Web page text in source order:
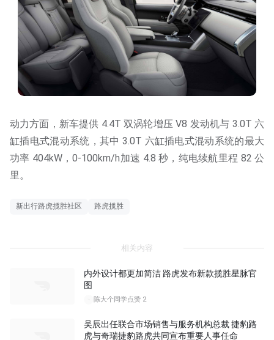
动力方面，新车提供 4.4T 双涡轮增压 V8 发动机与 3.0T 六
缸插电式混动系统，其中 3.0T 六缸插电式混动系统的最大
功率 404kW，0-100km/h加速 4.8 秒，纯电续航里程 82 公
里。
新出行路虎揽胜社区 路虎揽胜
相关内容
内外设计都更加简洁 路虎发布新款揽胜星脉官
图
陈大个同学点赞 2
吴辰出任联合市场销售与服务机构总裁 捷豹路
虎与奇瑞捷豹路虎共同宣布重要人事任命